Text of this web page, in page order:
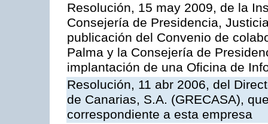
Resolución, 15 may 2009, de la
Consejería de Presidencia,
publicación del Convenio de
Palma y la Consejería de
implantación de una Oficina de
Resolución, 11 abr 2006, del
de Canarias, S.A. (GRECASA),
correspondiente a esta empresa